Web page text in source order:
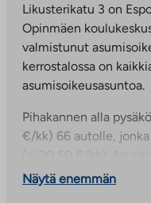
Likusterikatu 3 on
Opinmäen
valmistunut
kerrostalossa on
asumisoikeusasuntoa.
Pihakannen alla
€/kk) 66 autolle, jonka
taloissa on erikokoisia
Näytä enemmän